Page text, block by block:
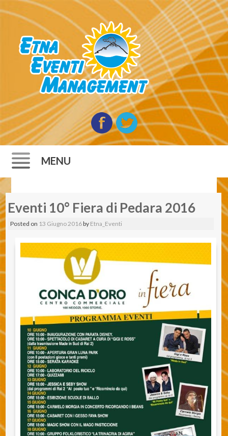
MENU
Eventi 10° Fiera di Pedara 2016
Posted on 13 Giugno 2016by Etna_Eventi